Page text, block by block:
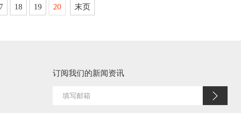
18 19 20 末页
订阅我们的新闻资讯